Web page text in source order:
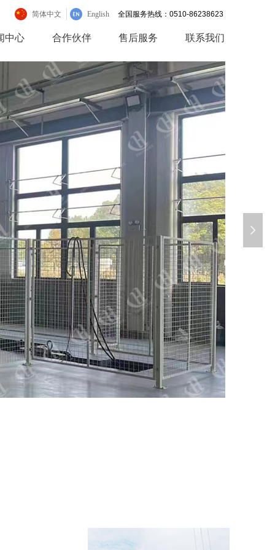
넲
全国服务热线：0510-86238623
中心 合作伙伴 售后服务 联系我们
简体中文 English